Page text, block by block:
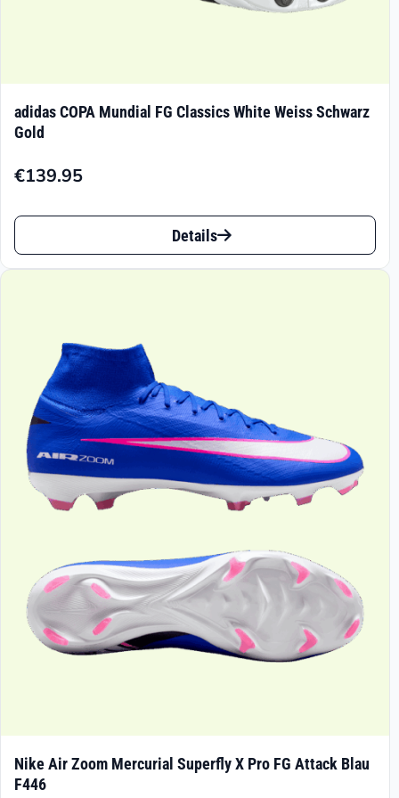
adidas COPA Mundial FG Classics White Weiss Schwarz
Gold
€139.95
Dieses
Produkt
Varianten
Die
Optionen
können
Produktseite
gewählt
werden
Details
Nike Air Zoom Mercurial Superfly X Pro FG Attack Blau
F446